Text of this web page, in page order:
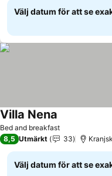
Välj datum för att se
Bed and breakfast
Villa Nena
8,5 Utmärkt 33
Välj datum för att se